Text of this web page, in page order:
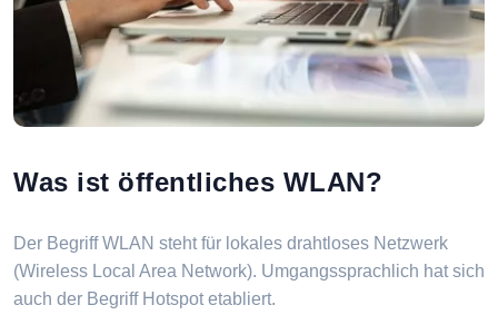
Was ist öffentliches WLAN?
Der Begriff WLAN steht für lokales drahtloses Netzwerk
(Wireless Local Area Network). Umgangssprachlich hat sich
auch der Begriff Hotspot etabliert.